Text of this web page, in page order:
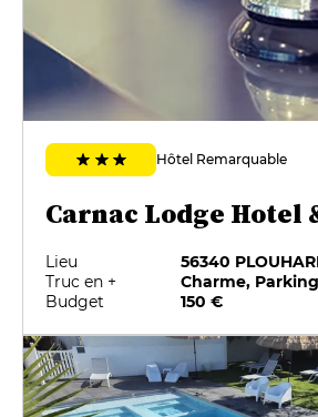
Hôtel Remarquable
Carnac Lodge Hotel
Lieu
56340
Truc en +
Charme,
Budget
150 €